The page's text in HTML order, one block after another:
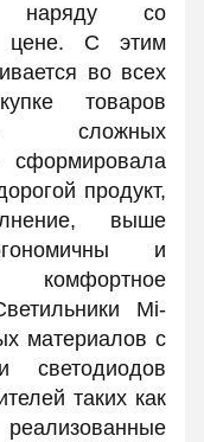
наряду со
цене. С этим
во всех
товаров
сложных
сформировала
продукт,
выше
и
Mi-
материалов с
светодиодов
таких как